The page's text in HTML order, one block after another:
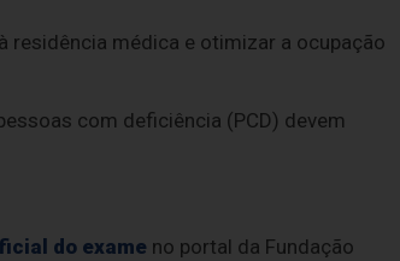
médica e otimizar a ocupação
com deficiência (PCD) devem
do exame no portal da Fundação